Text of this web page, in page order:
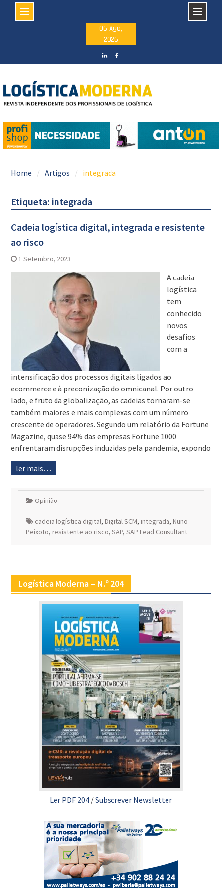
06 Ago,
2026
Home Artigos integrada
Etiqueta: integrada
Cadeia logística digital, integrada e resistente
ao risco
1 Setembro, 2023
A cadeia
logística
tem
conhecido
novos
desafios
com a
intensificação dos processos digitais ligados ao
ecommerce e à preconização do omnicanal. Por outro
lado, e fruto da globalização, as cadeias tornaram-se
também maiores e mais complexas com um número
crescente de operadores. Segundo um relatório da Fortune
Magazine, quase 94% das empresas Fortune 1000
enfrentaram disrupções induzidas pela pandemia, expondo
ler mais…
Opinião
cadeia logística digital, Digital SCM, integrada, Nuno
Peixoto, resistente ao risco, SAP, SAP Lead Consultant
Logística Moderna – N.º 204
Ler PDF 204 /Subscrever Newsletter